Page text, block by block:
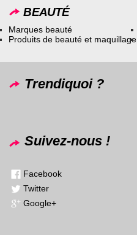
BEAUTÉ
Marques beauté
Produits de beauté et maquillage
Trendiquoi ?
Suivez-nous !
Facebook
Twitter
Google+